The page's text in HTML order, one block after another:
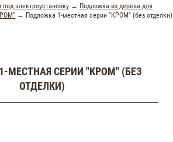
электроустановку → Подложка из дерева для
→ Подложка 1-местная серии "КРОМ" (без отделки)
МЕСТНАЯ СЕРИИ "КРОМ" (БЕЗ
ОТДЕЛКИ)